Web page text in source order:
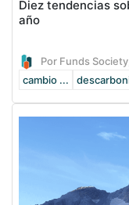
Diez tendencias
año
Por Funds
cambio ...